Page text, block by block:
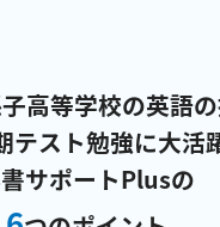
高等学校の英語
テスト勉強に大活
サポートPlusの